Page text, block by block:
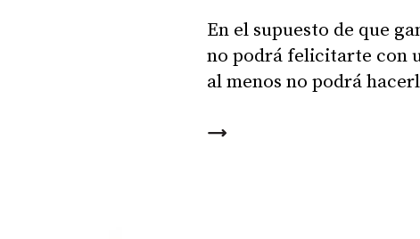
En el supuesto de que
no podrá felicitarte con
al menos no podrá